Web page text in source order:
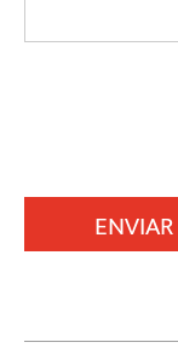
ENVIAR